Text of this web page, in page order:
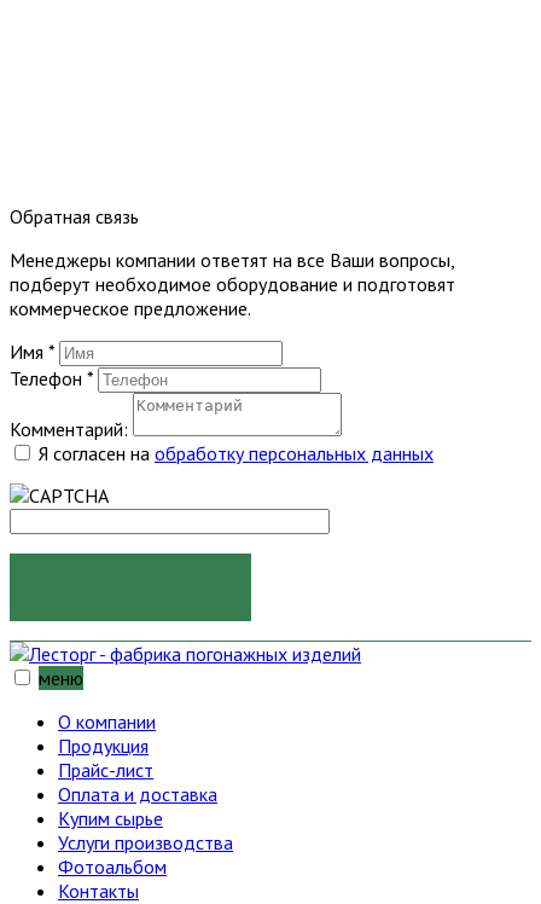
Обратная связь
Менеджеры компании ответят на все Ваши вопросы,
подберут необходимое оборудование и подготовят
коммерческое предложение.
Имя *
Телефон *
Комментарий:
Я согласен на обработку персональных данных
меню
О компании
Продукция
Прайс-лист
Оплата и доставка
Купим сырье
Услуги производства
Фотоальбом
Контакты